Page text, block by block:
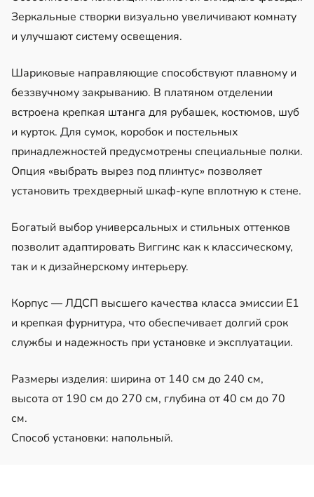
Зеркальные створки визуально увеличивают комнату
и улучшают систему освещения.
Шариковые направляющие способствуют плавному и
беззвучному закрыванию. В платяном отделении
встроена крепкая штанга для рубашек, костюмов, шуб
и курток. Для сумок, коробок и постельных
принадлежностей предусмотрены специальные полки.
Опция «выбрать вырез под плинтус» позволяет
установить трехдверный шкаф-купе вплотную к стене.
Богатый выбор универсальных и стильных оттенков
позволит адаптировать Виггинс как к классическому,
так и к дизайнерскому интерьеру.
Корпус — ЛДСП высшего качества класса эмиссии Е1
и крепкая фурнитура, что обеспечивает долгий срок
службы и надежность при установке и эксплуатации.
Размеры изделия: ширина от 140 см до 240 см,
высота от 190 см до 270 см, глубина от 40 см до 70
см.
Способ установки: напольный.